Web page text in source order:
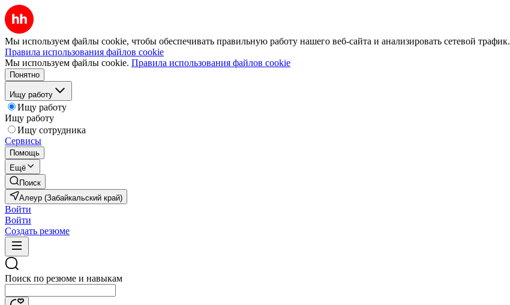
Мы используем файлы cookie, чтобы обеспечивать правильную работу нашего веб-сайта и анализировать сетевой трафик.
Правила использования файлов cookie
Мы используем файлы cookie. Правила использования файлов cookie
Понятно
Ищу работу
Ищу работу
Ищу работу
Ищу сотрудника
Сервисы
Помощь
Ещё
Поиск
Алеур (Забайкальский край)
Войти
Войти
Создать резюме
Поиск по резюме и навыкам